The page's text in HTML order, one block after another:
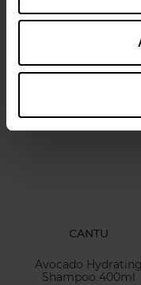
€ 3,49 In
CANTU
Avocado Hydrating
Shampoo 400ml